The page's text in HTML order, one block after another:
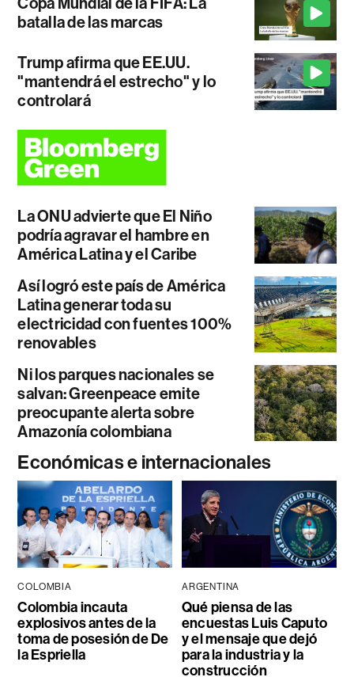
batalla de las marcas
Trump afirma que EE.UU.
"mantendrá el estrecho" y lo
controlará
La ONU advierte que El Niño
podría agravar el hambre en
América Latina y el Caribe
Así logró este país de América
Latina generar toda su
electricidad con fuentes 100%
renovables
Ni los parques nacionales se
salvan: Greenpeace emite
preocupante alerta sobre
Amazonía colombiana
Económicas e internacionales
COLOMBIA
Colombia incauta
explosivos antes de la
toma de posesión de De
la Espriella
ARGENTINA
Qué piensa de las
encuestas Luis Caputo
y el mensaje que dejó
para la industria y la
construcción